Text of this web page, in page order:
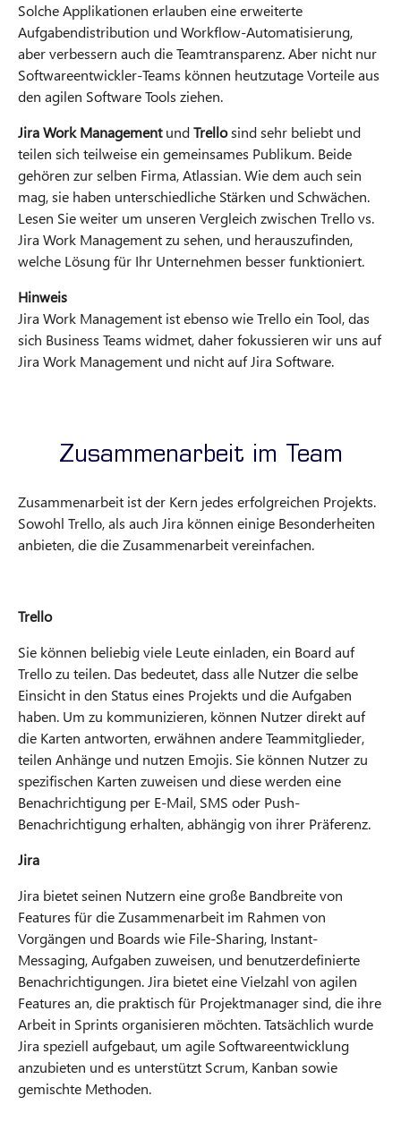
Solche Applikationen erlauben eine erweiterte
Aufgabendistribution und Workflow-Automatisierung,
aber verbessern auch die Teamtransparenz. Aber nicht nur
Softwareentwickler-Teams können heutzutage Vorteile aus
den agilen Software Tools ziehen.
Jira Work ManagementundTrellosind sehr beliebt und
teilen sich teilweise ein gemeinsames Publikum. Beide
gehören zur selben Firma, Atlassian. Wie dem auch sein
mag, sie haben unterschiedliche Stärken und Schwächen.
Lesen Sie weiter um unseren Vergleich zwischen Trello vs.
Jira Work Management zu sehen, und herauszufinden,
welche Lösung für Ihr Unternehmen besser funktioniert.
Hinweis
Jira Work Management ist ebenso wie Trello ein Tool, das
sich Business Teams widmet, daher fokussieren wir uns auf
Jira Work Management und nicht auf Jira Software.
Zusammenarbeit im Team
Zusammenarbeit ist der Kern jedes erfolgreichen Projekts.
Sowohl Trello, als auch Jira können einige Besonderheiten
anbieten, die die Zusammenarbeit vereinfachen.
Trello
Sie können beliebig viele Leute einladen, ein Board auf
Trello zu teilen. Das bedeutet, dass alle Nutzer die selbe
Einsicht in den Status eines Projekts und die Aufgaben
haben. Um zu kommunizieren, können Nutzer direkt auf
die Karten antworten, erwähnen andere Teammitglieder,
teilen Anhänge und nutzen Emojis. Sie können Nutzer zu
spezifischen Karten zuweisen und diese werden eine
Benachrichtigung per E-Mail, SMS oder Push-
Benachrichtigung erhalten, abhängig von ihrer Präferenz.
Jira
Jira bietet seinen Nutzern eine große Bandbreite von
Features für die Zusammenarbeit im Rahmen von
Vorgängen und Boards wie File-Sharing, Instant-
Messaging, Aufgaben zuweisen, und benutzerdefinierte
Benachrichtigungen. Jira bietet eine Vielzahl von agilen
Features an, die praktisch für Projektmanager sind, die ihre
Arbeit in Sprints organisieren möchten. Tatsächlich wurde
Jira speziell aufgebaut, um agile Softwareentwicklung
anzubieten und es unterstützt Scrum, Kanban sowie
gemischte Methoden.